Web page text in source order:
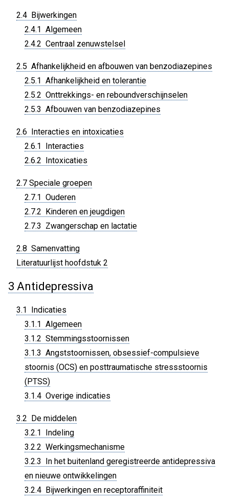
2.4 Bijwerkingen
2.4.1 Algemeen
2.4.2 Centraal zenuwstelsel
2.5 Afhankelijkheid en afbouwen van benzodiazepines
2.5.1 Afhankelijkheid en tolerantie
2.5.2 Onttrekkings- en reboundverschijnselen
2.5.3 Afbouwen van benzodiazepines
2.6 Interacties en intoxicaties
2.6.1 Interacties
2.6.2 Intoxicaties
2.7 Speciale groepen
2.7.1 Ouderen
2.7.2 Kinderen en jeugdigen
2.7.3 Zwangerschap en lactatie
2.8 Samenvatting
Literatuurlijst hoofdstuk 2
3 Antidepressiva
3.1 Indicaties
3.1.1 Algemeen
3.1.2 Stemmingsstoornissen
3.1.3 Angststoornissen, obsessief-compulsieve
stoornis (OCS) en posttraumatische stressstoornis
(PTSS)
3.1.4 Overige indicaties
3.2 De middelen
3.2.1 Indeling
3.2.2 Werkingsmechanisme
3.2.3 In het buitenland geregistreerde antidepressiva
en nieuwe ontwikkelingen
3.2.4 Bijwerkingen en receptoraffiniteit